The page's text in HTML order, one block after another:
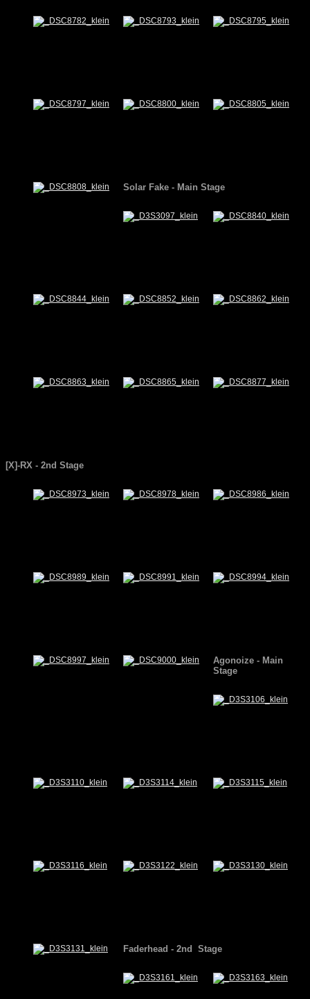
Solar Fake - Main Stage
[X]-RX - 2nd Stage
Agonoize - Main
Stage
Faderhead - 2nd Stage